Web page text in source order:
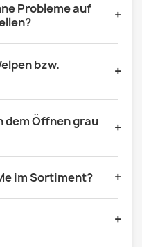
Probleme auf
+
bzw.
+
dem Öffnen grau
+
im Sortiment? +
+